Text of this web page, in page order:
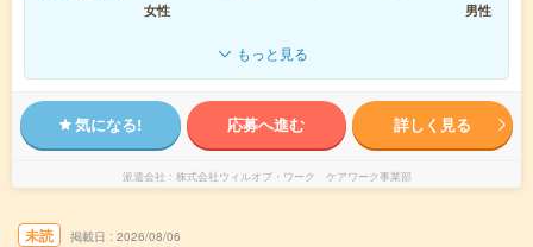
女性
男性
もっと見る
気になる! 応募へ進む 詳しく見る
派遣会社 株式会社ウィルオブ・ワーク ケアワーク事業部
未読 掲載日 2026/08/06